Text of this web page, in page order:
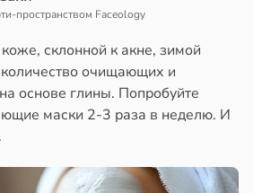
пространством Faceology
склонной к акне, зимой
очищающих и
основе глины. Попробуйте
маски 2-3 раза в неделю. И